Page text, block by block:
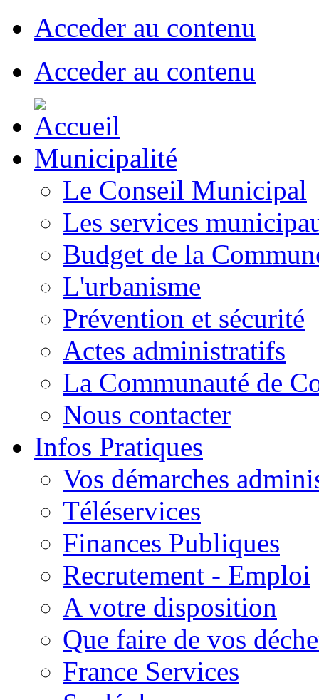
Acceder au contenu
Acceder au contenu
Municipalité
Le Conseil Municipal
Les services
Budget de la
L'urbanisme
Prévention et sécurité
Actes administratifs
La Communauté de
Nous contacter
Infos Pratiques
Vos démarches
Téléservices
Finances Publiques
Recrutement - Emploi
A votre disposition
Que faire de vos
France Services